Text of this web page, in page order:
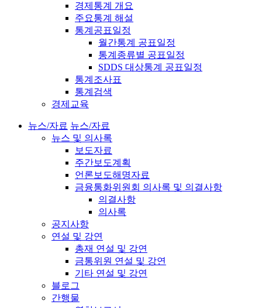
경제통계 개요
주요통계 해설
통계공표일정
월간통계 공표일정
통계종류별 공표일정
SDDS 대상통계 공표일정
통계조사표
통계검색
경제교육
뉴스/자료 뉴스/자료
뉴스 및 의사록
보도자료
주간보도계획
언론보도해명자료
금융통화위원회 의사록 및 의결사항
의결사항
의사록
공지사항
연설 및 강연
총재 연설 및 강연
금통위원 연설 및 강연
기타 연설 및 강연
블로그
간행물